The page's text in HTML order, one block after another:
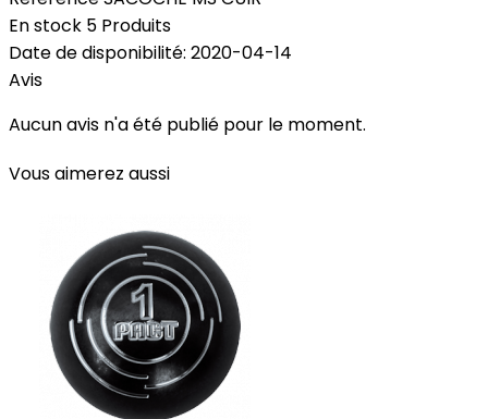
En stock 5 Produits
Date de disponibilité: 2020-04-14
Avis
Aucun avis n'a été publié pour le moment.
Vous aimerez aussi